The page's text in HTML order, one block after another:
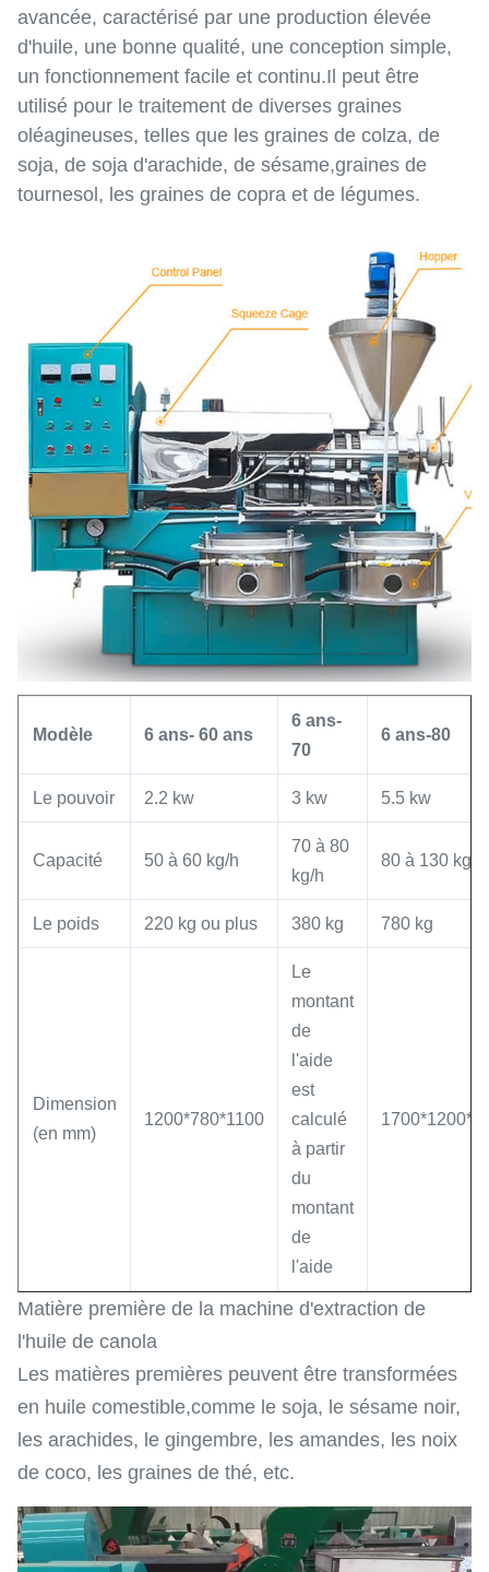
avancée, caractérisé par une production élevée
d'huile, une bonne qualité, une conception simple,
un fonctionnement facile et continu.Il peut être
utilisé pour le traitement de diverses graines
oléagineuses, telles que les graines de colza, de
soja, de soja d'arachide, de sésame,graines de
tournesol, les graines de copra et de légumes.
Modèle 6 ans- 60 ans
6 ans-
70
6 ans-80
Le pouvoir 2.2 kw 3 kw 5.5 kw
Capacité 50 à 60 kg/h
70 à 80
kg/h
80 à 130 kg/h
Le poids 220 kg ou plus 380 kg 780 kg
Dimension
(en mm)
1200*780*1100
Le
montant
de
l'aide
est
calculé
à partir
du
montant
de
l'aide
Matière première de la machine d'extraction de
l'huile de canola
Les matières premières peuvent être transformées
en huile comestible,comme le soja, le sésame noir,
les arachides, le gingembre, les amandes, les noix
de coco, les graines de thé, etc.